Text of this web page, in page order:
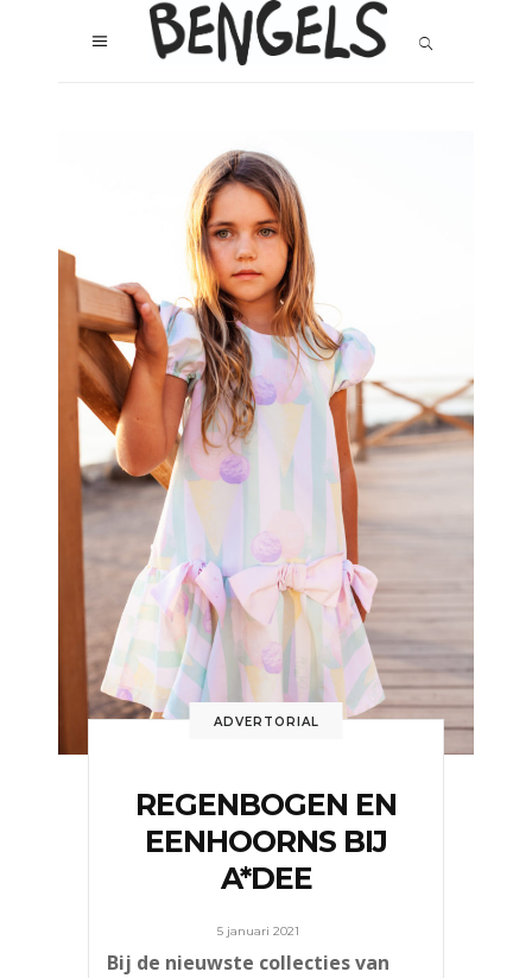
ADVERTORIAL
REGENBOGEN EN
EENHOORNS BIJ
A*DEE
5 januari 2021
Bij de nieuwste collecties van